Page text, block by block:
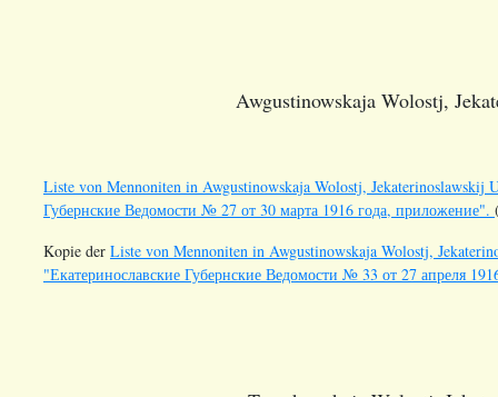
Awgustinowskaja Wolostj,
Liste von Mennoniten in Awgustinowskaja Wolostj, Jekaterinoslawskij
Губернские Ведомости № 27 от 30 марта 1916 года, приложение".
Kopie der Liste von Mennoniten in Awgustinowskaja Wolostj,
"Екатеринославские Губернские Ведомости № 33 от 27 апреля